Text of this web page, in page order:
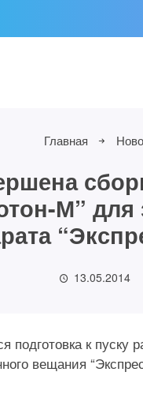
Главная
М” для
13.05.2014
к пуску
вещания